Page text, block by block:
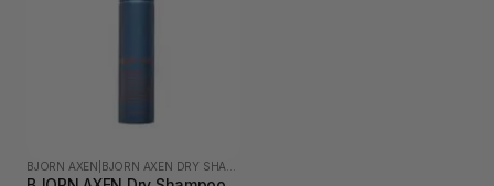
BJORN AXEN